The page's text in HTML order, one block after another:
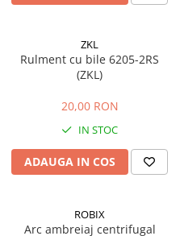
ZKL
Rulment cu bile 6205-2RS
(ZKL)
20,00 RON
IN STOC
ADAUGA IN COS
ROBIX
Arc ambreiaj centrifugal